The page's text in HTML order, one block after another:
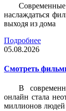
наслаждаться
выходя из дома
Подробнее
05.08.2026
Смотреть
В
онлайн стала
миллионов людей